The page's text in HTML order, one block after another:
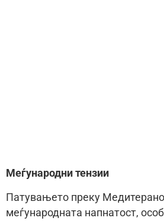
Меѓународни тензии
Патувањето преку
меѓународната напнатост,